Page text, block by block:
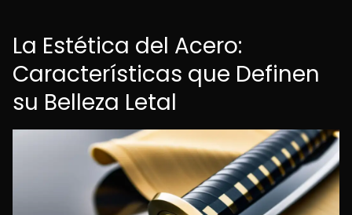
La Estética del Acero:
Características que Definen
su Belleza Letal